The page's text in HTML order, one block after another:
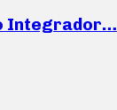
Integrador…